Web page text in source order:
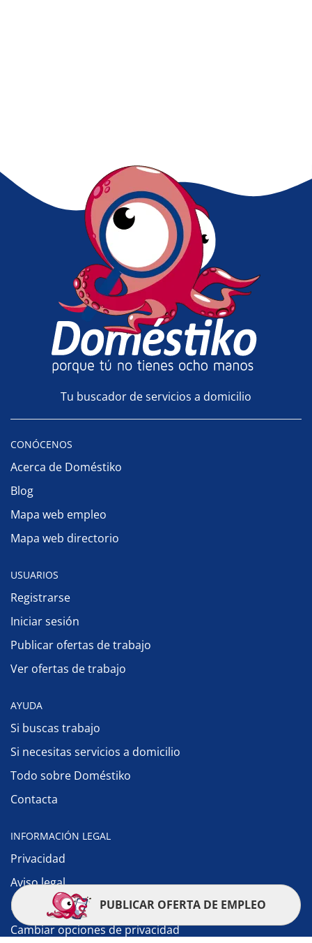
Tu buscador de servicios a domicilio
CONÓCENOS
Acerca de Doméstiko
Blog
Mapa web empleo
Mapa web directorio
USUARIOS
Registrarse
Iniciar sesión
Publicar ofertas de trabajo
Ver ofertas de trabajo
AYUDA
Si buscas trabajo
Si necesitas servicios a domicilio
Todo sobre Doméstiko
Contacta
INFORMACIÓN LEGAL
Privacidad
Aviso legal
Política de cookies
Cambiar opciones de privacidad
PUBLICAR OFERTA DE EMPLEO